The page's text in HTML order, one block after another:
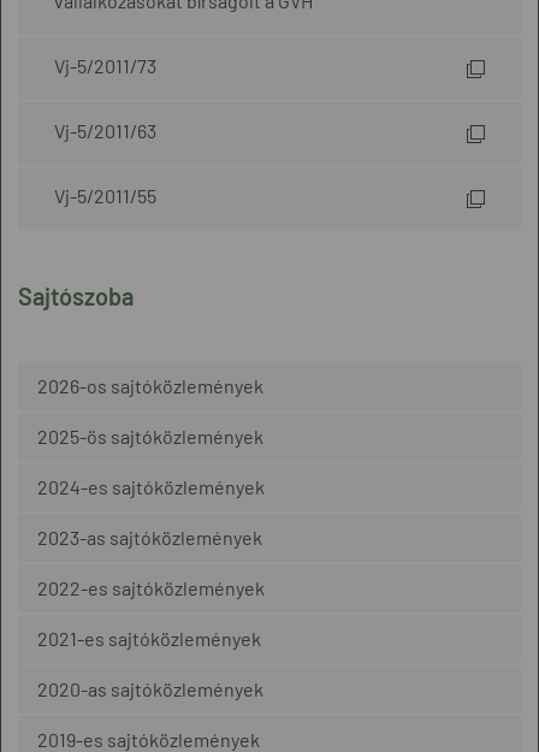
Sajtószoba
2026-os sajtóközlemények
2025-ös sajtóközlemények
2024-es sajtóközlemények
2023-as sajtóközlemények
2022-es sajtóközlemények
2021-es sajtóközlemények
2020-as sajtóközlemények
2019-es sajtóközlemények
Vj-5/2011/73
Vj-5/2011/63
Vj-5/2011/55